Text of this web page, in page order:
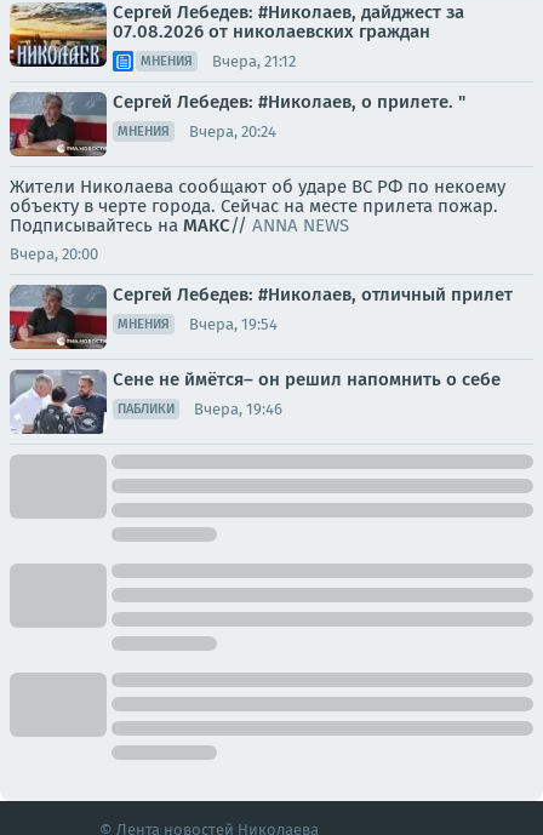
Сергей Лебедев: #Николаев, дайджест за
07.08.2026 от николаевских граждан
МНЕНИЯ Вчера, 21:12
Сергей Лебедев: #Николаев, о прилете. "
МНЕНИЯ Вчера, 20:24
Жители Николаева сообщают об ударе ВС РФ по некоему
объекту в черте города. Сейчас на месте прилета пожар.
Подписывайтесь на МАКС// ANNA NEWS
Вчера, 20:00
Сергей Лебедев: #Николаев, отличный прилет
МНЕНИЯ Вчера, 19:54
Сене не ймётся– он решил напомнить о себе
ПАБЛИКИ Вчера, 19:46
© Лента новостей Николаева